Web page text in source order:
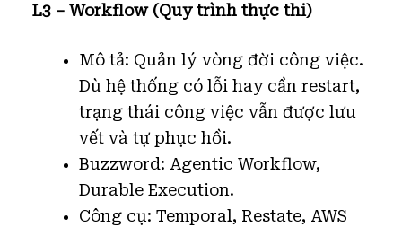
L3 – Workflow (Quy trình thực thi)
Mô tả: Quản lý vòng đời công việc.
Dù hệ thống có lỗi hay cần restart,
trạng thái công việc vẫn được lưu
vết và tự phục hồi.
Buzzword: Agentic Workflow,
Durable Execution.
Công cụ: Temporal, Restate, AWS